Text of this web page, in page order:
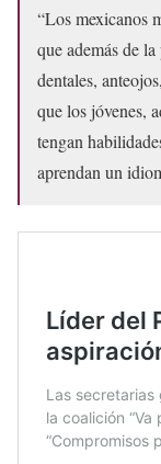
“Los mexicanos
que además de
dentales,
que los jóvenes,
tengan
aprendan un